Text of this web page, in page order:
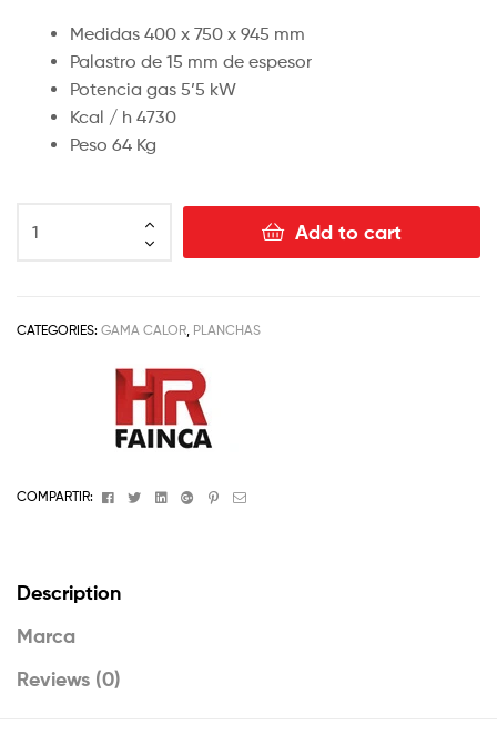
Medidas 400 x 750 x 945 mm
Palastro de 15 mm de espesor
Potencia gas 5’5 kW
Kcal / h 4730
Peso 64 Kg
Add to cart
CATEGORIES: GAMA CALOR, PLANCHAS
COMPARTIR: FacebookTwitterLinkedinGoogle+Pinterest
Email
Description
Marca
Reviews (0)